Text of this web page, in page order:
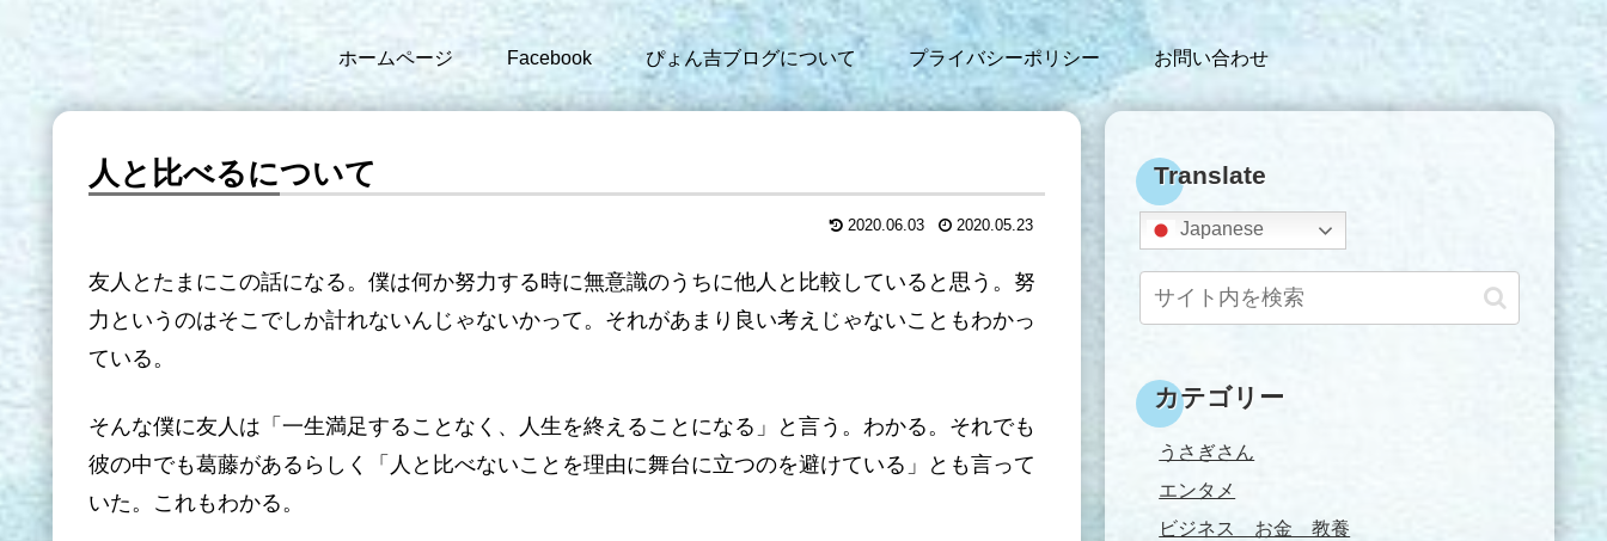
ホームページ Facebook ぴょん吉ブログについて プライバシーポリシー お問い合わせ
人と比べるについて
2020.06.03 2020.05.23
友人とたまにこの話になる。僕は何か努力する時に無意識のうちに他人と比較していると思う。努
力というのはそこでしか計れないんじゃないかって。それがあまり良い考えじゃないこともわかっ
ている。
そんな僕に友人は「一生満足することなく、人生を終えることになる」と言う。わかる。それでも
彼の中でも葛藤があるらしく「人と比べないことを理由に舞台に立つのを避けている」とも言って
いた。これもわかる。
Translate
Japanese
カテゴリー
うさぎさん
エンタメ
ビジネス お金 教養